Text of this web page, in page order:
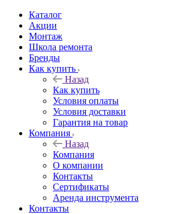
Каталог
Акции
Монтаж
Школа ремонта
Бренды
Как купить
Назад
Как купить
Условия оплаты
Условия доставки
Гарантия на товар
Компания
Назад
Компания
О компании
Контакты
Сертификаты
Аренда инструмента
Контакты